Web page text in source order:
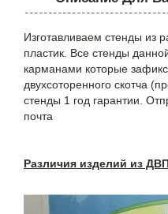
Изготавливаем стенды из
пластик. Все стенды
карманами которые
двухсоторенного скотча
стенды 1 год гарантии.
почта
Различия изделий из